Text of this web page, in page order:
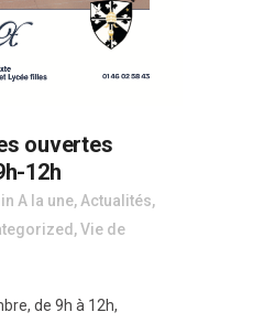
ouvertes
12h
in A la une,Actualités,
,Vie de
de 9h à 12h,